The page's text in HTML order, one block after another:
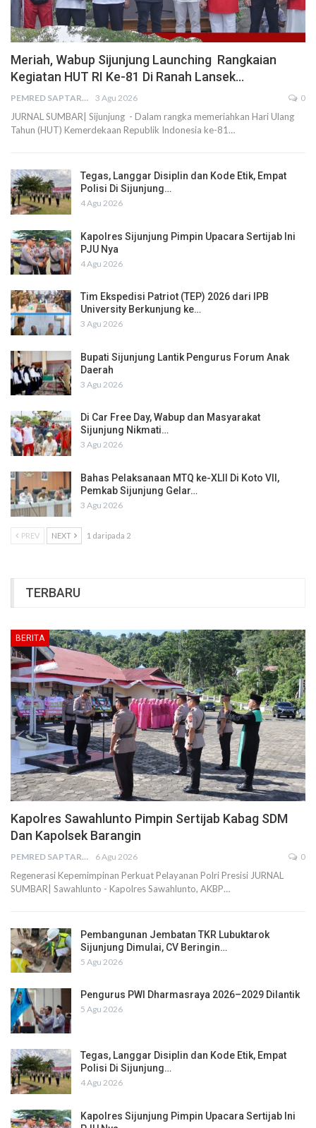
Meriah, Wabup Sijunjung Launching Rangkaian
Kegiatan HUT RI Ke-81 Di Ranah Lansek…
PEMRED SAPTARIUS 3 Agu 2026 0
JURNAL SUMBAR| Sijunjung - Dalam rangka memeriahkan Hari Ulang
Tahun (HUT) Kemerdekaan Republik Indonesia ke-81…
Tegas, Langgar Disiplin dan Kode Etik, Empat
Polisi Di Sijunjung…
4 Agu 2026
Kapolres Sijunjung Pimpin Upacara Sertijab Ini
PJU Nya
4 Agu 2026
Tim Ekspedisi Patriot (TEP) 2026 dari IPB
University Berkunjung ke…
3 Agu 2026
Bupati Sijunjung Lantik Pengurus Forum Anak
Daerah
3 Agu 2026
Di Car Free Day, Wabup dan Masyarakat
Sijunjung Nikmati…
3 Agu 2026
Bahas Pelaksanaan MTQ ke-XLII Di Koto VII,
Pemkab Sijunjung Gelar…
3 Agu 2026
PREV NEXT 1 daripada 2
TERBARU
BERITA
Kapolres Sawahlunto Pimpin Sertijab Kabag SDM
Dan Kapolsek Barangin
PEMRED SAPTARIUS 6 Agu 2026 0
Regenerasi Kepemimpinan Perkuat Pelayanan Polri Presisi JURNAL
SUMBAR| Sawahlunto - Kapolres Sawahlunto, AKBP…
Pembangunan Jembatan TKR Lubuktarok
Sijunjung Dimulai, CV Beringin…
5 Agu 2026
Pengurus PWI Dharmasraya 2026–2029 Dilantik
5 Agu 2026
Tegas, Langgar Disiplin dan Kode Etik, Empat
Polisi Di Sijunjung…
4 Agu 2026
Kapolres Sijunjung Pimpin Upacara Sertijab Ini